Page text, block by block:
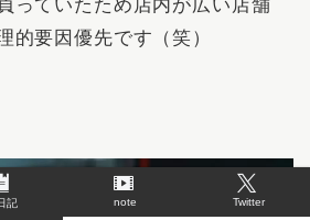
っていたため店内が広い店舗
的要因優先です（笑）
記 note Twitter